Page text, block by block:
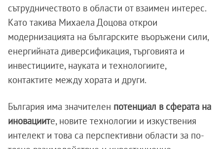
сътрудничеството в области от взаимен интерес.
Като такива Михаела Доцова открои
модернизацията на българските въоръжени сили,
енергийната диверсификация, търговията и
инвестициите, науката и технологиите,
контактите между хората и други.
България има значителен потенциал в сферата на
иновациите, новите технологии и изкуствения
интелект и това са перспективни области за по-